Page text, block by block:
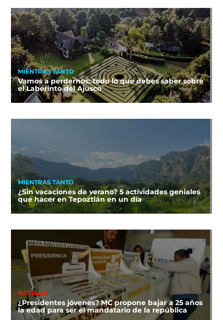
MIENTRAS TANTO
Vamos a perdernos: todo lo que debes saber sobre
el Laberinto del Ajusco
MIENTRAS TANTO
¿Sin vacaciones de verano? 5 actividades geniales
que hacer en Tepoztlán en un día
NOTICIAS
¿Presidentes jóvenes? MC propone bajar a 25 años
la edad para ser el mandatario de la república